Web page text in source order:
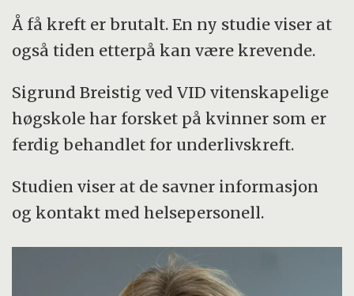
Å få kreft er brutalt. En ny studie viser at
også tiden etterpå kan være krevende.
Sigrund Breistig ved VID vitenskapelige
høgskole har forsket på kvinner som er
ferdig behandlet for underlivskreft.
Studien viser at de savner informasjon
og kontakt med helsepersonell.